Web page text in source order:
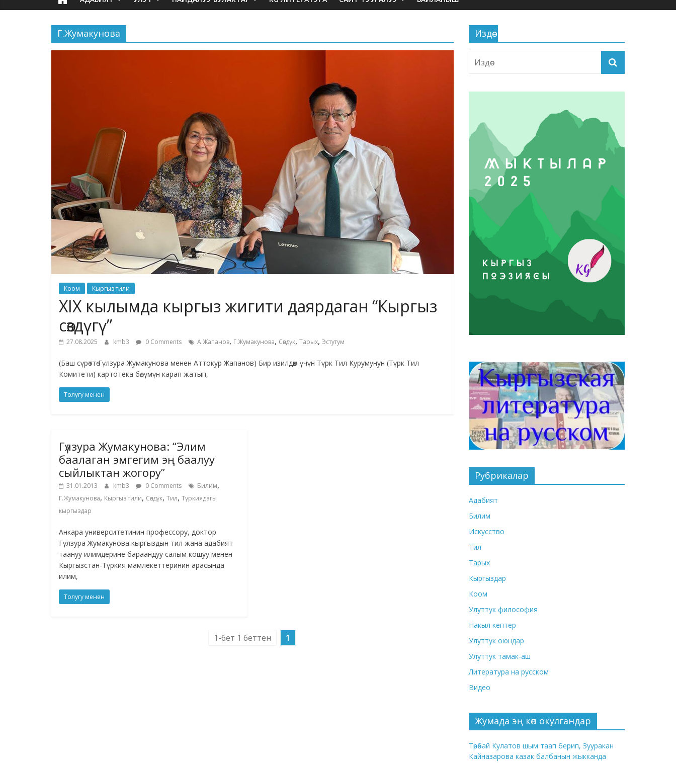
Г.Жумакунова
Коом Кыргыз тили
XIX кылымда кыргыз жигити даярдаган “Кыргыз
сөздүгү”
27.08.2025 kmb3 0 Comments А.Жапанов, Г.Жумакунова, Сөздүк, Тарых, Эстутум
(Баш сүрөттө Гүлзура Жумакунова менен Аттокур Жапанов) Бир изилдөөм үчүн Түрк Тил Курумунун (Түрк Тил
Комитети) картотека бөлүмүн карап жатып,
Толугу менен
Гүлзура Жумакунова: “Элим
баалаган эмгегим эң баалуу
сыйлыктан жогору”
31.01.2013 kmb3 0 Comments Билим,
Г.Жумакунова, Кыргыз тили, Сөздүк, Тил, Түркиядагы
кыргыздар
Анкара университетинин профессору, доктор
Гүлзура Жумакунова кыргыздын тил жана адабият
таануу илимдерине бараандуу салым кошуу менен
Кыргызстан-Түркия мамлекеттеринин арасында
илим,
Толугу менен
1-бет 1 беттен 1
Издөө
Рубрикалар
Адабият
Билим
Искусство
Тил
Тарых
Кыргыздар
Коом
Улуттук философия
Накыл кептер
Улуттук оюндар
Улуттук тамак-аш
Литература на русском
Видео
Жумада эң көп окулгандар
Төрөбай Кулатов шым таап берип, Зууракан
Кайназарова казак балбанын жыкканда